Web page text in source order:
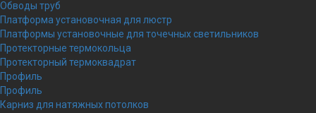
Обводы труб
Платформа установочная для люстр
Платформы установочные для точечных светильников
Протекторные термокольца
Протекторный термоквадрат
Профиль
Профиль
Карниз для натяжных потолков